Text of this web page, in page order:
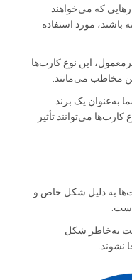
که می‌خواهند
مورد استفاده
این نوع کارت‌ها
مخاطب می‌مانند.
به‌عنوان یک برند
می‌توانند تأثیر
به دلیل شکل خاص و
است.
به‌خاطر شکل
نشوند.